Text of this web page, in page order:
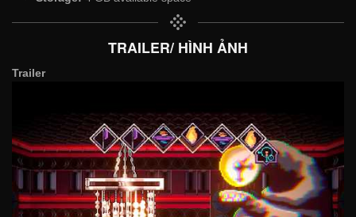
TRAILER/ HÌNH ẢNH
Trailer